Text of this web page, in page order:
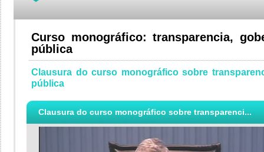
Curso monográfico: transparencia,
pública
Clausura do curso monográfico sobre
pública
Clausura do curso monográfico sobre transparenci...